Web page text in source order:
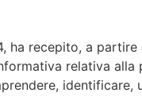
ha recepito, a
relativa